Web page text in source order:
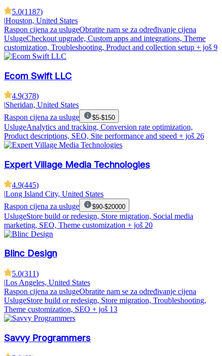
5.0(1187)
|Houston, United States
Raspon cijena za uslugeObratite nam se za određivanje cijena
UslugeCheckout upgrade, Custom apps and integrations, Theme
customization, Troubleshooting, Product and collection setup + još 9
Ecom Swift LLC
4.9(378)
|Sheridan, United States
Raspon cijena za usluge
$5-$150
UslugeAnalytics and tracking, Conversion rate optimization,
Product descriptions, SEO, Site performance and speed + još 26
Expert Village Media Technologies
4.9(445)
|Long Island City, United States
Raspon cijena za usluge
$90-$20000
UslugeStore build or redesign, Store migration, Social media
marketing, SEO, Theme customization + još 20
Blinc Design
5.0(311)
|Los Angeles, United States
Raspon cijena za uslugeObratite nam se za određivanje cijena
UslugeStore build or redesign, Store migration, Troubleshooting,
Theme customization, SEO + još 13
Savvy Programmers